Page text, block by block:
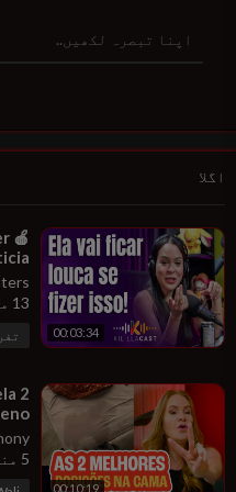
sua vitalidade e saúde sexual
اگلا
00:03:34
|
13 مناظر
00:10:19
5 مناظر